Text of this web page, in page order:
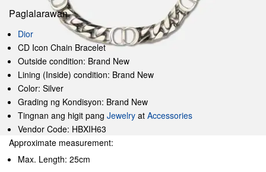
Paglalarawan
Dior
CD Icon Chain Bracelet
Outside condition: Brand New
Lining (Inside) condition: Brand New
Color: Silver
Grading ng Kondisyon: Brand New
Tingnan ang higit pang Jewelry at Accessories
Vendor Code: HBXIH63
Approximate measurement:
Max. Length: 25cm